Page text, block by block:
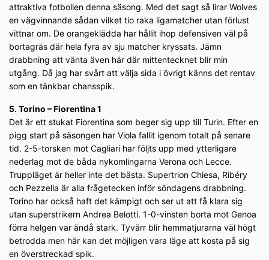
attraktiva fotbollen denna säsong. Med det sagt så lirar Wolves
en vägvinnande sådan vilket tio raka ligamatcher utan förlust
vittnar om. De orangeklädda har hållit ihop defensiven väl på
bortagräs där hela fyra av sju matcher kryssats. Jämn
drabbning att vänta även här där mittentecknet blir min
utgång. Då jag har svårt att välja sida i övrigt känns det rentav
som en tänkbar chansspik.
5. Torino – Fiorentina 1
Det är ett stukat Fiorentina som beger sig upp till Turin. Efter en
pigg start på säsongen har Viola fallit igenom totalt på senare
tid. 2-5-torsken mot Cagliari har följts upp med ytterligare
nederlag mot de båda nykomlingarna Verona och Lecce.
Truppläget är heller inte det bästa. Supertrion Chiesa, Ribéry
och Pezzella är alla frågetecken inför söndagens drabbning.
Torino har också haft det kämpigt och ser ut att få klara sig
utan superstrikern Andrea Belotti. 1-0-vinsten borta mot Genoa
förra helgen var ändå stark. Tyvärr blir hemmatjurarna väl högt
betrodda men här kan det möjligen vara läge att kosta på sig
en överstreckad spik.